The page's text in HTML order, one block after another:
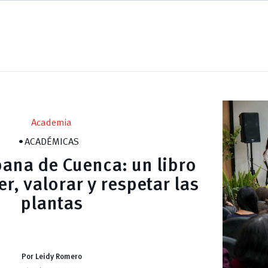
Academia
ACADÉMICAS
de Cuenca: un libro
valorar y respetar las
plantas
Por Leidy Romero